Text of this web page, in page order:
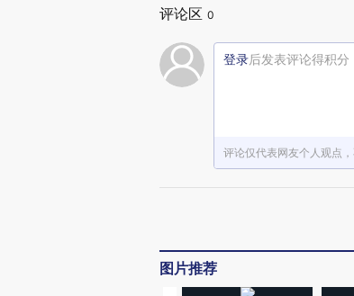
评论区 0
登录后发表评论得积分
评论仅代表网友个人观点
图片推荐